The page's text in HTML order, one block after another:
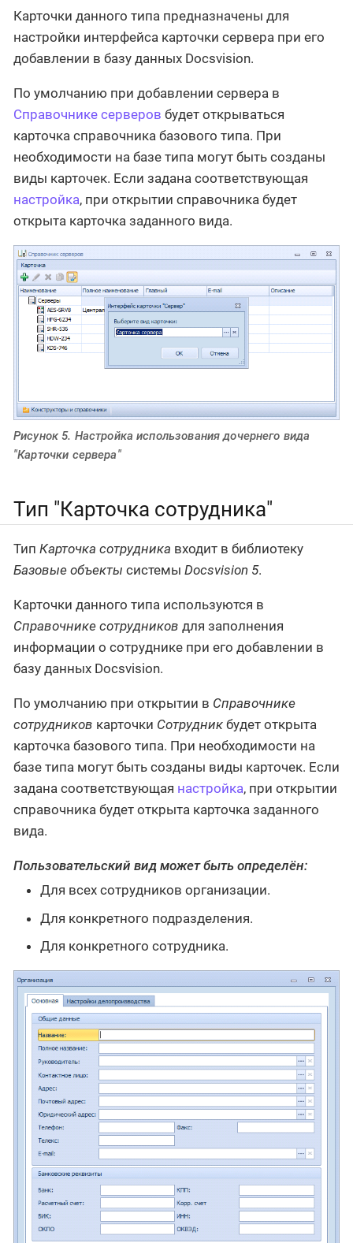
Карточки данного типа предназначены для
настройки интерфейса карточки сервера при его
добавлении в базу данных Docsvision.
По умолчанию при добавлении сервера в
Справочнике серверов будет открываться
карточка справочника базового типа. При
необходимости на базе типа могут быть созданы
виды карточек. Если задана соответствующая
настройка, при открытии справочника будет
открыта карточка заданного вида.
Рисунок 5. Настройка использования дочернего вида
"Карточки сервера"
Тип "Карточка сотрудника"
Тип Карточка сотрудника входит в библиотеку
Базовые объекты системы Docsvision 5.
Карточки данного типа используются в
Справочнике сотрудников для заполнения
информации о сотруднике при его добавлении в
базу данных Docsvision.
По умолчанию при открытии в Справочнике
сотрудников карточки Сотрудник будет открыта
карточка базового типа. При необходимости на
базе типа могут быть созданы виды карточек. Если
задана соответствующая настройка, при открытии
справочника будет открыта карточка заданного
вида.
Пользовательский вид может быть определён:
Для всех сотрудников организации.
Для конкретного подразделения.
Для конкретного сотрудника.